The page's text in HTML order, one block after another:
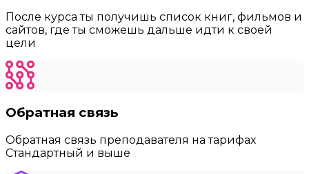
После курса ты получишь список книг, фильмов и
сайтов, где ты сможешь дальше идти к своей
цели
Обратная связь
Обратная связь преподавателя на тарифах
Стандартный и выше